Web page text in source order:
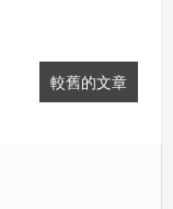
較舊的文章